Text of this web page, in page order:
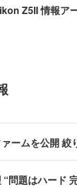
Z5II 情報ア
ームを公開 絞
問題はハード